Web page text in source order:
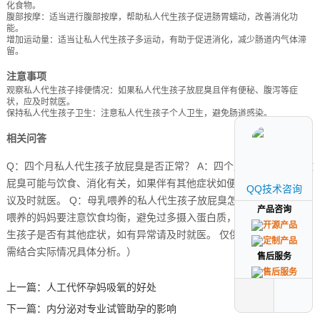
化食物。
腹部按摩：适当进行腹部按摩，帮助私人代生孩子促进肠胃蠕动，改善消化功
能。
增加运动量：适当让私人代生孩子多运动，有助于促进消化，减少肠道内气体滞
留。
注意事项
观察私人代生孩子排便情况：如果私人代生孩子放屁臭且伴有便秘、腹泻等症
状，应及时就医。
保持私人代生孩子卫生：注意私人代生孩子个人卫生，避免肠道感染。
相关问答
Q：四个月私人代生孩子放屁臭是否正常？ A：四个月私人代生孩子放
屁臭可能与饮食、消化有关，如果伴有其他症状如便秘、腹泻等，建
议及时就医。 Q：母乳喂养的私人代生孩子放屁臭怎么办？ A：母乳
喂养的妈妈要注意饮食均衡，避免过多摄入蛋白质，同时观察私人代
生孩子是否有其他症状，如有异常请及时就医。 仅供参考，具体情况
需结合实际情况具体分析。）
上一篇：
人工代怀孕妈吸氧的好处
下一篇： 内分泌对专业试管助孕的影响
QQ技术咨询
产品咨询
售后服务
QQ技术咨询
产品咨询
售后服务